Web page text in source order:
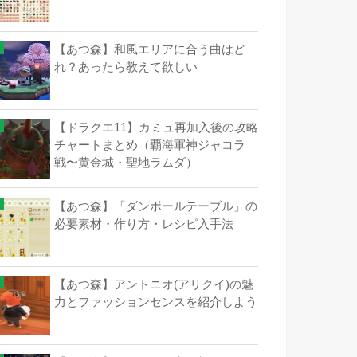
【あつ森】和風エリアに合う曲はど
れ？あったら教えて欲しい
【ドラクエ11】カミュ再加入後の攻略
チャートまとめ（覇海軍神ジャコラ
戦〜黄金城・聖地ラムダ）
【あつ森】「ダンボールテーブル」の
必要素材・作り方・レシピ入手法
【あつ森】アントニオ(アリクイ)の魅
力とファッションセンスを紹介しよう